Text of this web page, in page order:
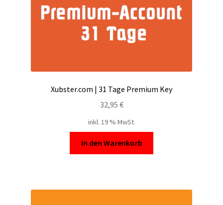
Xubster.com | 31 Tage Premium Key
32,95 €
inkl. 19 % MwSt.
In den Warenkorb